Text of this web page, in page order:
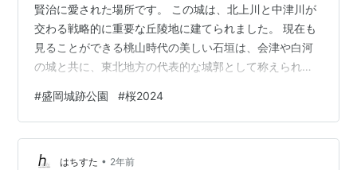
賢治に愛された場所です。 この城は、北上川と中津川が
交わる戦略的に重要な丘陵地に建てられました。 現在も
見ることができる桃山時代の美しい石垣は、会津や白河
の城と共に、東北地方の代表的な城郭として称えられて
「盛岡桜祭り」が行われます。 夜にはぼんぼりで灯りが
ともされ、桜の木々がライトアップされ、幻想的な雰囲
気を演出します。 盛岡城跡公園の桜2024開花状況や見頃
の時期いつ？ 盛岡城跡公園の桜は4月13日現在、約5分咲
#盛岡城跡公園 #桜2024
はちすた • 2年前